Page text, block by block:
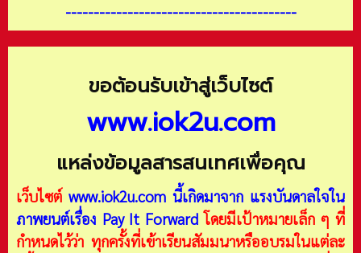
-----------------------------------------
ขอต้อนรับเข้าสู่เว็บไซต์
www.iok2u.com
แหล่งข้อมูลสารสนเทศเพื่อคุณ
เว็บไซต์ www.iok2u.com นี้เกิดมาจาก แรงบันดาลใจใน
ภาพยนต์เรื่อง Pay It Forward โดยมีเป้าหมายเล็ก ๆ ที่
กำหนดไว้ว่า ทุกครั้งที่เข้าเรียนสัมมนาหรืออบรมในแต่ละ